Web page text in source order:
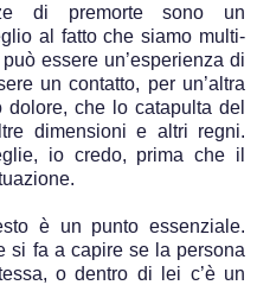
di premorte sono un
al fatto che siamo multi-
essere un’esperienza di
un contatto, per un’altra
che lo catapulta del
dimensioni e altri regni.
io credo, prima che il
è un punto essenziale.
si fa a capire se la persona
o dentro di lei c’è un